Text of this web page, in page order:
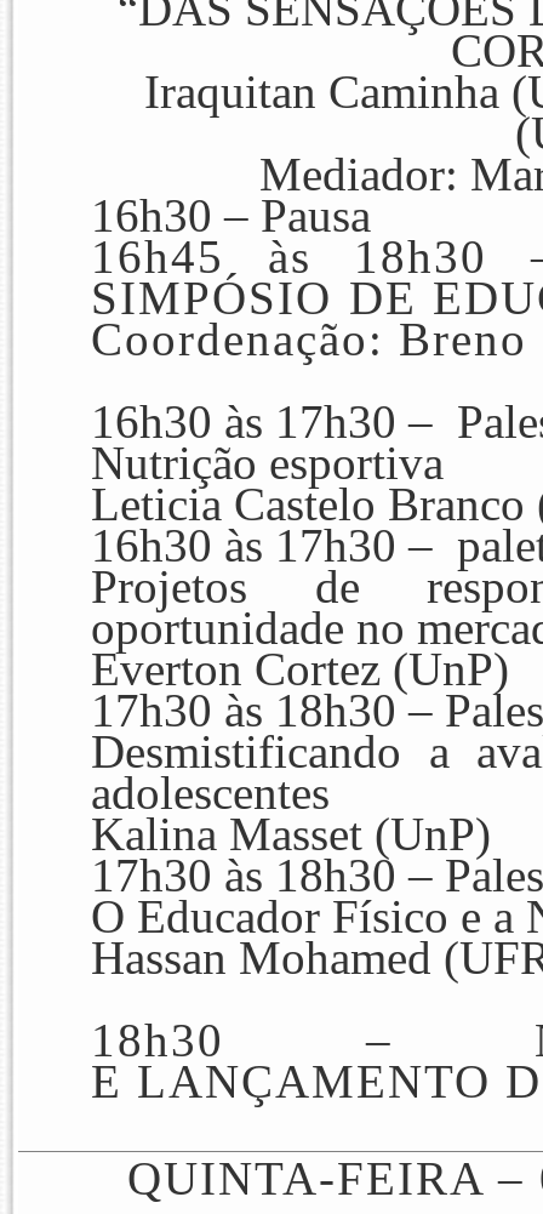
Iraquitan Caminha
Mediador:
16h30 – Pausa
16h45 às 18h30
SIMPÓSIO DE
Coordenação: Breno
16h30 às 17h30 –
Nutrição esportiva
Leticia Castelo Branco
16h30 às 17h30 –
Projetos de
oportunidade no
Everton Cortez (UnP)
17h30 às 18h30 –
Desmistificando a
adolescentes
Kalina Masset (UnP)
17h30 às 18h30 –
O Educador Físico e a
Hassan Mohamed
18h30 –
E LANÇAMENTO
QUINTA-FEIRA –